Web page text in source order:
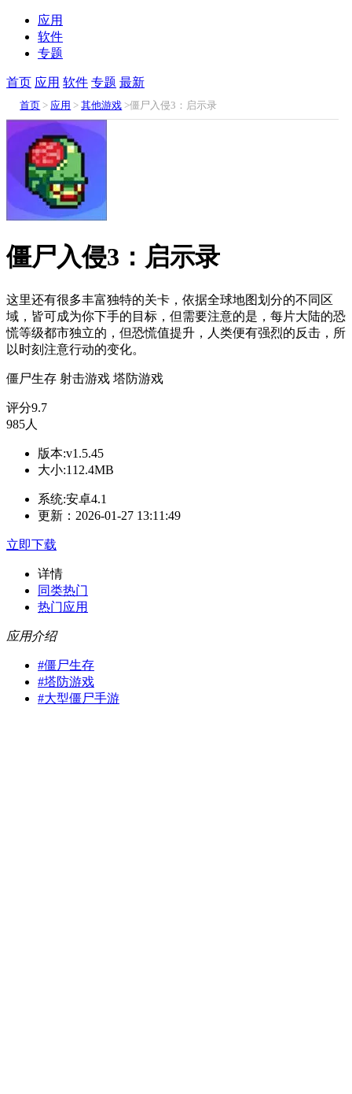
应用
软件
专题
首页 应用 软件 专题 最新
首页 > 应用 >其他游戏 >僵尸入侵3：启示录
僵尸入侵3：启示录
这里还有很多丰富独特的关卡，依据全球地图划分的不同区
域，皆可成为你下手的目标，但需要注意的是，每片大陆的恐
慌等级都市独立的，但恐慌值提升，人类便有强烈的反击，所
以时刻注意行动的变化。
僵尸生存 射击游戏 塔防游戏
评分9.7
985人
版本:v1.5.45
大小:112.4MB
系统:安卓4.1
更新：2026-01-27 13:11:49
立即下载
详情
同类热门
热门应用
应用介绍
#僵尸生存
#塔防游戏
#大型僵尸手游